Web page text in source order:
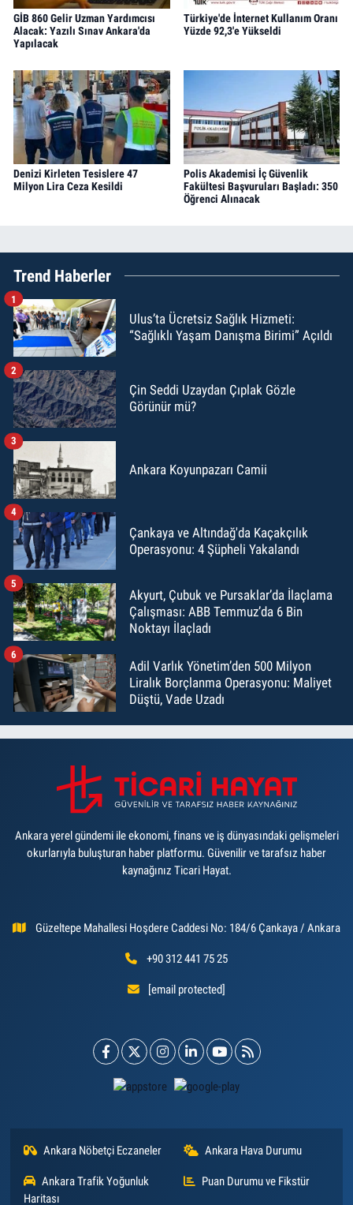
GİB 860 Gelir Uzman Yardımcısı
Alacak: Yazılı Sınav Ankara'da
Yapılacak
Türkiye'de İnternet Kullanım Oranı
Yüzde 92,3'e Yükseldi
Denizi Kirleten Tesislere 47
Milyon Lira Ceza Kesildi
Polis Akademisi İç Güvenlik
Fakültesi Başvuruları Başladı: 350
Öğrenci Alınacak
Trend Haberler
Ulus’ta Ücretsiz Sağlık Hizmeti:
“Sağlıklı Yaşam Danışma Birimi” Açıldı
1
Çin Seddi Uzaydan Çıplak Gözle
Görünür mü?
2
Ankara Koyunpazarı Camii
3
Çankaya ve Altındağ'da Kaçakçılık
Operasyonu: 4 Şüpheli Yakalandı
4
Akyurt, Çubuk ve Pursaklar’da İlaçlama
Çalışması: ABB Temmuz’da 6 Bin
Noktayı İlaçladı
5
Adil Varlık Yönetim’den 500 Milyon
Liralık Borçlanma Operasyonu: Maliyet
Düştü, Vade Uzadı
6
Ankara yerel gündemi ile ekonomi, finans ve iş dünyasındaki gelişmeleri
okurlarıyla buluşturan haber platformu. Güvenilir ve tarafsız haber
kaynağınız Ticari Hayat.
Güzeltepe Mahallesi Hoşdere Caddesi No: 184/6 Çankaya / Ankara
+90 312 441 75 25
[email protected]
Ankara Nöbetçi Eczaneler Ankara Hava Durumu
Ankara Trafik Yoğunluk
Haritası
Puan Durumu ve Fikstür